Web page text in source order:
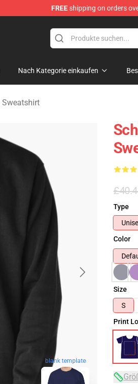
FREEshipping on orders
Shop
Nach Kategorie einkaufen
blank template
Type
Color
Size
S
Print